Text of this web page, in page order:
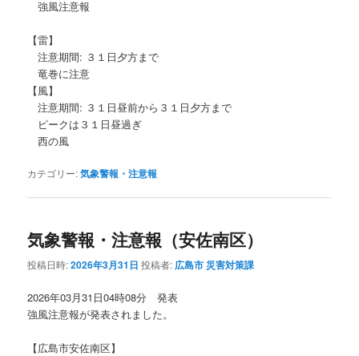
強風注意報
【雷】
注意期間: ３１日夕方まで
竜巻に注意
【風】
注意期間: ３１日昼前から３１日夕方まで
ピークは３１日昼過ぎ
西の風
カテゴリー:気象警報・注意報
気象警報・注意報（安佐南区）
投稿日時:2026年3月31日 投稿者: 広島市 災害対策課
2026年03月31日04時08分 発表
強風注意報が発表されました。
【広島市安佐南区】